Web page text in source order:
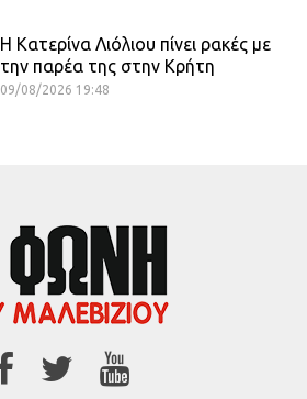
Η Κατερίνα Λιόλιου πίνει ρακές με
την παρέα της στην Κρήτη
09/08/2026 19:48